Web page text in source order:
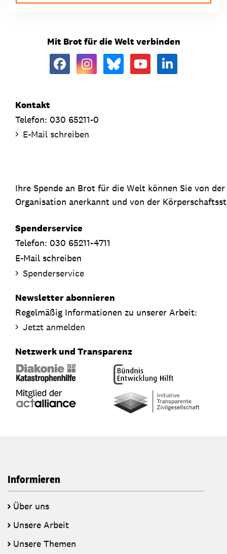
Mit Brot für die Welt verbinden
Kontakt
Telefon: 030 65211-0
E-Mail schreiben
Ihre Spende an Brot für die Welt können Sie von
Organisation anerkannt und von der
Spenderservice
Telefon: 030 65211-4711
E-Mail schreiben
Spenderservice
Newsletter abonnieren
Regelmäßig Informationen zu unserer Arbeit:
Jetzt anmelden
Netzwerk und Transparenz
Informieren
Über uns
Unsere Arbeit
Unsere Themen